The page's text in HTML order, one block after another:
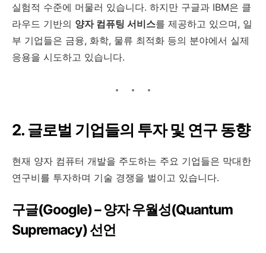
실험적 수준에 머물러 있습니다. 하지만 구글과 IBM은 클
라우드 기반의 양자 컴퓨팅 서비스를 제공하고 있으며, 일
부 기업들은 금융, 화학, 물류 최적화 등의 분야에서 실제
응용을 시도하고 있습니다.
2. 글로벌 기업들의 투자 및 연구 동향
현재 양자 컴퓨터 개발을 주도하는 주요 기업들은 막대한
연구비를 투자하며 기술 경쟁을 벌이고 있습니다.
구글(Google) – 양자 우월성(Quantum
Supremacy) 선언